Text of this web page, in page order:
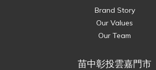
Brand Story
Our Values
Our Team
苗中彰投雲嘉門市